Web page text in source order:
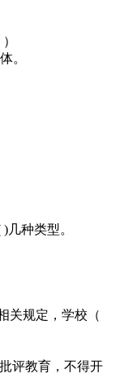
。
种类型。
关规定，学校（
评教育，不得开